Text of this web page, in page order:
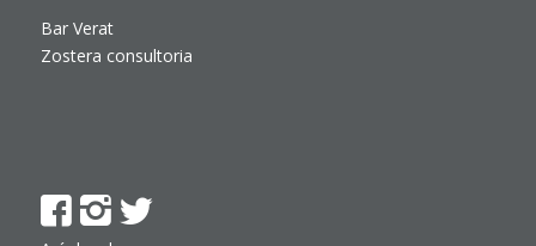
Bar Verat
Zostera consultoria